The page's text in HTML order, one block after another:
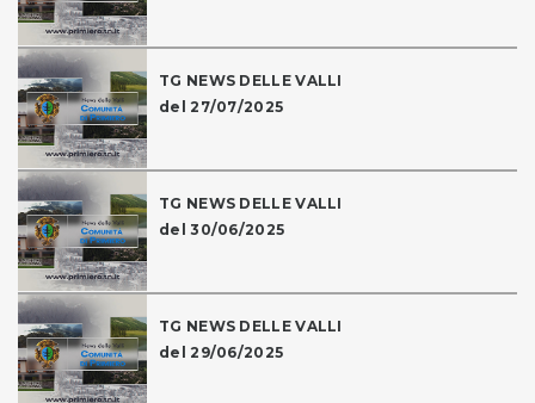
TG NEWS DELLE VALLI
del 27/07/2025
TG NEWS DELLE VALLI
del 30/06/2025
TG NEWS DELLE VALLI
del 29/06/2025